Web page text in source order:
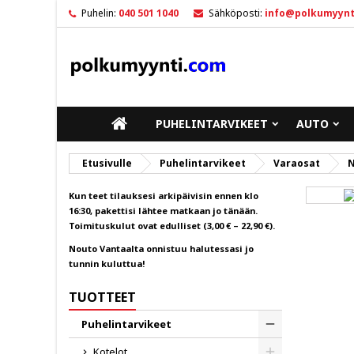
Puhelin: 040 501 1040 Sähköposti:
ETUSIVULLE
PUHELINTARVIKEET AUTO
Etusivulle Puhelintarvikeet Varaosat
Kun teet tilauksesi arkipäivisin ennen klo
16:30, pakettisi lähtee matkaan jo tänään.
Toimituskulut ovat edulliset (3,00 € – 22,90 €).
Nouto Vantaalta onnistuu halutessasi jo
tunnin kuluttua!
TUOTTEET
Puhelintarvikeet